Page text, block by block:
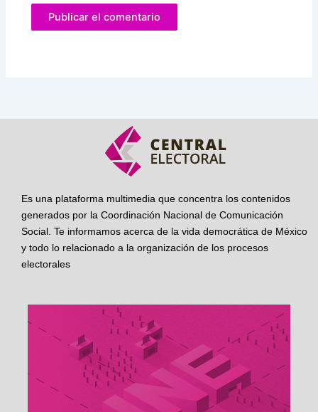
Es una plataforma multimedia que concentra los contenidos
generados por la Coordinación Nacional de Comunicación
Social. Te informamos acerca de la vida democrática de México
y todo lo relacionado a la organización de los procesos
electorales